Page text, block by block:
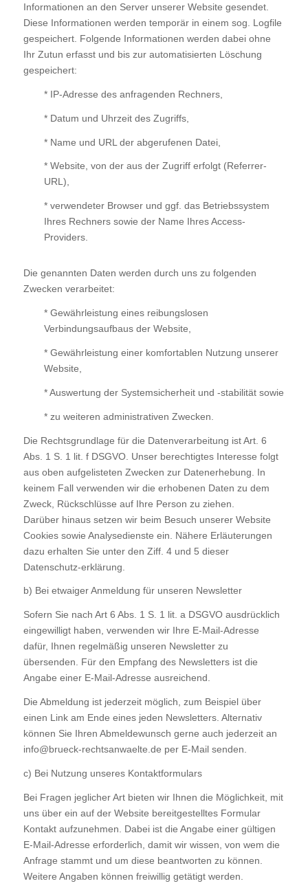
Informationen an den Server unserer Website gesendet.
Diese Informationen werden temporär in einem sog. Logfile
gespeichert. Folgende Informationen werden dabei ohne
Ihr Zutun erfasst und bis zur automatisierten Löschung
gespeichert:
* IP-Adresse des anfragenden Rechners,
* Datum und Uhrzeit des Zugriffs,
* Name und URL der abgerufenen Datei,
* Website, von der aus der Zugriff erfolgt (Referrer-
URL),
* verwendeter Browser und ggf. das Betriebssystem
Ihres Rechners sowie der Name Ihres Access-
Providers.
Die genannten Daten werden durch uns zu folgenden
Zwecken verarbeitet:
* Gewährleistung eines reibungslosen
Verbindungsaufbaus der Website,
* Gewährleistung einer komfortablen Nutzung unserer
Website,
* Auswertung der Systemsicherheit und -stabilität sowie
* zu weiteren administrativen Zwecken.
Die Rechtsgrundlage für die Datenverarbeitung ist Art. 6
Abs. 1 S. 1 lit. f DSGVO. Unser berechtigtes Interesse folgt
aus oben aufgelisteten Zwecken zur Datenerhebung. In
keinem Fall verwenden wir die erhobenen Daten zu dem
Zweck, Rückschlüsse auf Ihre Person zu ziehen.
Darüber hinaus setzen wir beim Besuch unserer Website
Cookies sowie Analysedienste ein. Nähere Erläuterungen
dazu erhalten Sie unter den Ziff. 4 und 5 dieser
Datenschutz-erklärung.
b) Bei etwaiger Anmeldung für unseren Newsletter
Sofern Sie nach Art 6 Abs. 1 S. 1 lit. a DSGVO ausdrücklich
eingewilligt haben, verwenden wir Ihre E-Mail-Adresse
dafür, Ihnen regelmäßig unseren Newsletter zu
übersenden. Für den Empfang des Newsletters ist die
Angabe einer E-Mail-Adresse ausreichend.
Die Abmeldung ist jederzeit möglich, zum Beispiel über
einen Link am Ende eines jeden Newsletters. Alternativ
können Sie Ihren Abmeldewunsch gerne auch jederzeit an
info@brueck-rechtsanwaelte.de per E-Mail senden.
c) Bei Nutzung unseres Kontaktformulars
Bei Fragen jeglicher Art bieten wir Ihnen die Möglichkeit, mit
uns über ein auf der Website bereitgestelltes Formular
Kontakt aufzunehmen. Dabei ist die Angabe einer gültigen
E-Mail-Adresse erforderlich, damit wir wissen, von wem die
Anfrage stammt und um diese beantworten zu können.
Weitere Angaben können freiwillig getätigt werden.